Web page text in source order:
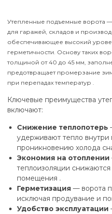
Утепленные подъемные ворота
для гаражей, складов и
обеспечивающее высокий
герметичности. Основу таких
толщиной от 40 до 45 мм,
предотвращает промерзание
при перепадах температур .
Ключевые преимущества
включают:
Снижение теплопотерь
удерживают тепло
проникновению холода
Экономия на отоплении
теплоизоляции
помещения .
Герметизация — ворота
исключая продувание и
Удобство эксплуатации